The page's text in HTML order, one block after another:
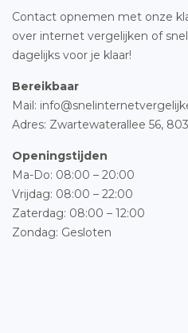
Contact opnemen met onze
over internet vergelijken of
dagelijks voor je klaar!
Bereikbaar
Mail:
Adres: Zwartewaterallee 56,
Openingstijden
Ma-Do: 08:00 – 20:00
Vrijdag: 08:00 – 22:00
Zaterdag: 08:00 – 12:00
Zondag: Gesloten